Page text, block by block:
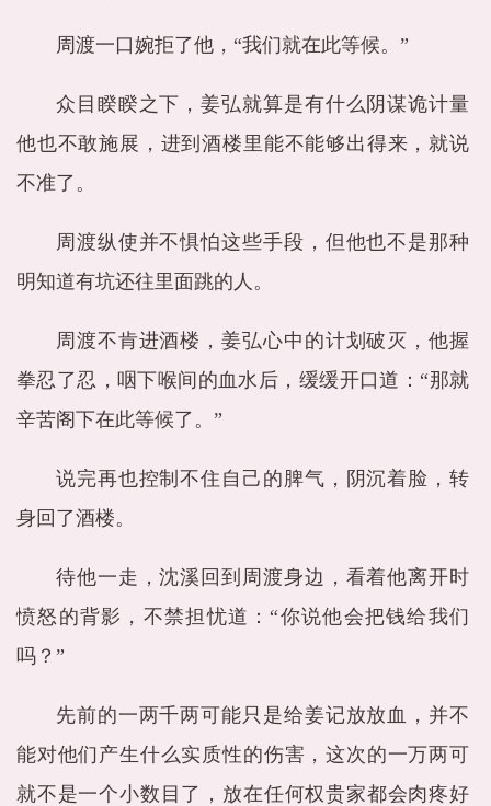
周渡一口婉拒了他，“我们就在此等候。”
众目睽睽之下，姜弘就算是有什么阴谋诡计量
他也不敢施展，进到酒楼里能不能够出得来，就说
不准了。
周渡纵使并不惧怕这些手段，但他也不是那种
明知道有坑还往里面跳的人。
周渡不肯进酒楼，姜弘心中的计划破灭，他握
拳忍了忍，咽下喉间的血水后，缓缓开口道：“那就
辛苦阁下在此等候了。”
说完再也控制不住自己的脾气，阴沉着脸，转
身回了酒楼。
待他一走，沈溪回到周渡身边，看着他离开时
愤怒的背影，不禁担忧道：“你说他会把钱给我们
吗？”
先前的一两千两可能只是给姜记放放血，并不
能对他们产生什么实质性的伤害，这次的一万两可
就不是一个小数目了，放在任何权贵家都会肉疼好